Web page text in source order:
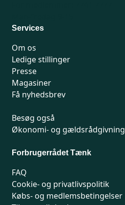
Services
Om os
Ledige stillinger
Presse
Magasiner
Få nyhedsbrev
Besøg også
Økonomi- og gældsrådgivning
Forbrugerrådet Tænk
FAQ
Cookie- og privatlivspolitik
Købs- og medlemsbetingelser